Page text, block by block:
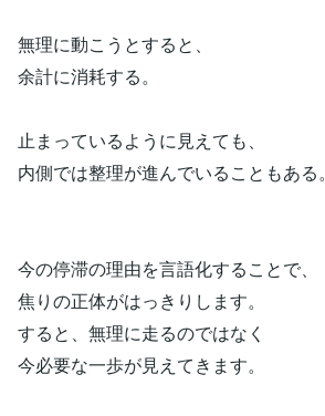
無理に動こうとすると、
余計に消耗する。
止まっているように見えても、
内側では整理が進んでいることもある。
今の停滞の理由を言語化することで、
焦りの正体がはっきりします。
すると、無理に走るのではなく
今必要な一歩が見えてきます。